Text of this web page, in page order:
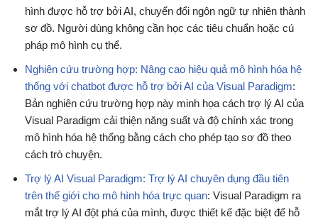
hình được hỗ trợ bởi AI, chuyển đổi ngôn ngữ tự nhiên thành
sơ đồ. Người dùng không cần học các tiêu chuẩn hoặc cú
pháp mô hình cụ thể.
Nghiên cứu trường hợp: Nâng cao hiệu quả mô hình hóa hệ
thống với chatbot được hỗ trợ bởi AI của Visual Paradigm:
Bản nghiên cứu trường hợp này minh họa cách trợ lý AI của
Visual Paradigm cải thiện năng suất và độ chính xác trong
mô hình hóa hệ thống bằng cách cho phép tạo sơ đồ theo
cách trò chuyện.
Trợ lý AI Visual Paradigm: Trợ lý AI chuyên dụng đầu tiên
trên thế giới cho mô hình hóa trực quan: Visual Paradigm ra
mắt trợ lý AI đột phá của mình, được thiết kế đặc biệt để hỗ